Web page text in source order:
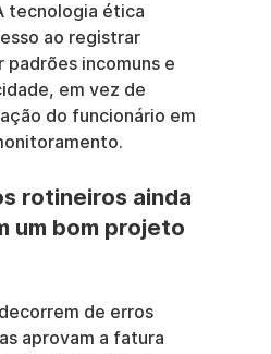
tecnologia ética
ao registrar
padrões incomuns e
em vez de
do funcionário em
rotineiros ainda
um bom projeto
de erros
aprovam a fatura